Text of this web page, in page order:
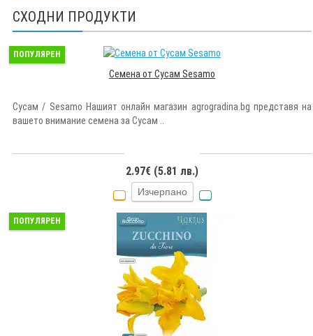
СХОДНИ ПРОДУКТИ
ПОПУЛЯРЕН
Семена от Сусам Sesamo
Сусам / Sesamo Нашият онлайн магазин agrogradina.bg представя на
вашето внимание семена за Сусам ..
2.97€ (5.81 лв.)
Изчерпано
ПОПУЛЯРЕН